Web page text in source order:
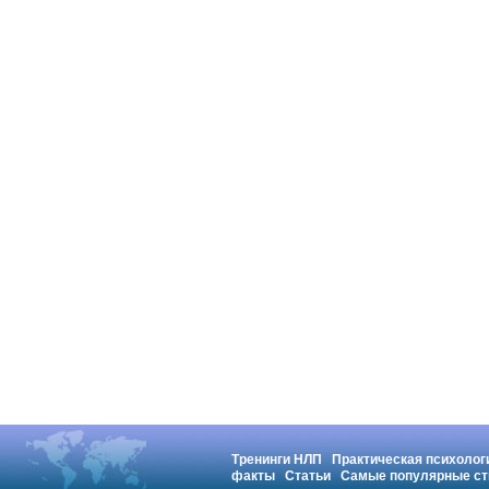
Тренинги НЛП
Практическая
факты
Статьи Самые популярные